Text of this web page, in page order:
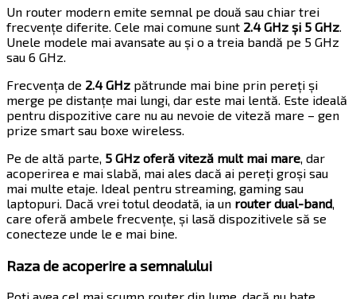
Un router modern emite semnal pe două sau chiar trei
frecvențe diferite. Cele mai comune sunt 2.4 GHz și 5 GHz.
Unele modele mai avansate au și o a treia bandă pe 5 GHz
sau 6 GHz.
Frecvența de 2.4 GHz pătrunde mai bine prin pereți și
merge pe distanțe mai lungi, dar este mai lentă. Este ideală
pentru dispozitive care nu au nevoie de viteză mare – gen
prize smart sau boxe wireless.
Pe de altă parte, 5 GHz oferă viteză mult mai mare, dar
acoperirea e mai slabă, mai ales dacă ai pereți groși sau
mai multe etaje. Ideal pentru streaming, gaming sau
laptopuri. Dacă vrei totul deodată, ia un router dual-band,
care oferă ambele frecvențe, și lasă dispozitivele să se
conecteze unde le e mai bine.
Raza de acoperire a semnalului